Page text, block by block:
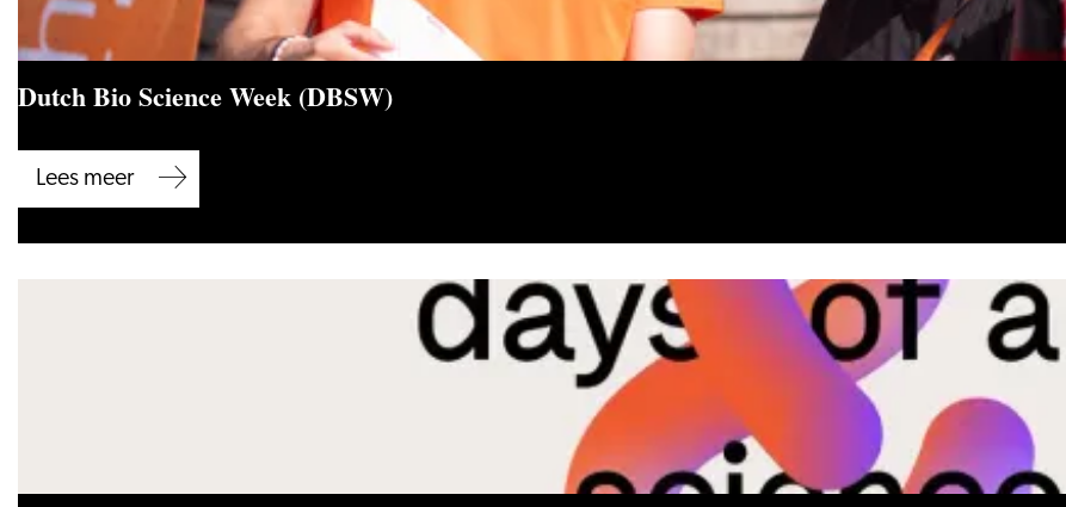
Dutch Bio Science Week (DBSW)
Dutch
Bio
Science
Lees meer